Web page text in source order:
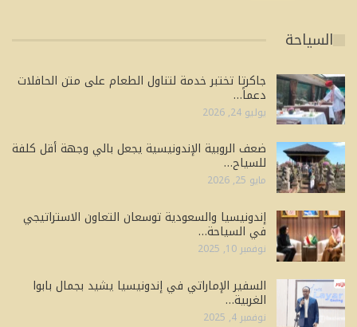
السياحة
جاكرتا تختبر خدمة لتناول الطعام على متن الحافلات
دعماً…
يوليو 24, 2026
ضعف الروبية الإندونيسية يجعل بالي وجهة أقل كلفة
للسياح…
مايو 25, 2026
إندونيسيا والسعودية توسعان التعاون الاستراتيجي
في السياحة…
نوفمبر 10, 2025
السفير الإماراتي في إندونيسيا يشيد بجمال بابوا
الغربية…
نوفمبر 4, 2025